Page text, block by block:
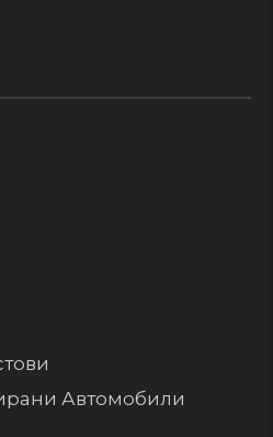
Автомобили